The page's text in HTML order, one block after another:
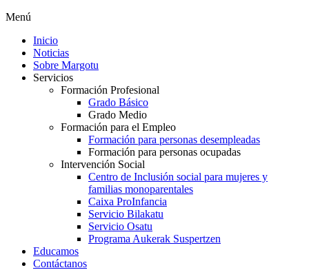
Menú
Inicio
Noticias
Sobre Margotu
Servicios
Formación Profesional
Grado Básico
Grado Medio
Formación para el Empleo
Formación para personas desempleadas
Formación para personas ocupadas
Intervención Social
Centro de Inclusión social para mujeres y
familias monoparentales
Caixa ProInfancia
Servicio Bilakatu
Servicio Osatu
Programa Aukerak Suspertzen
Educamos
Contáctanos